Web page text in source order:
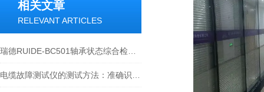
相关文章
RELEVANT ARTICLES